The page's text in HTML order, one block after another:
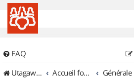
FAQ
UtagawaVTT (Randos VTT et VTTAE avec traces GPS)
Accueil forum Générale